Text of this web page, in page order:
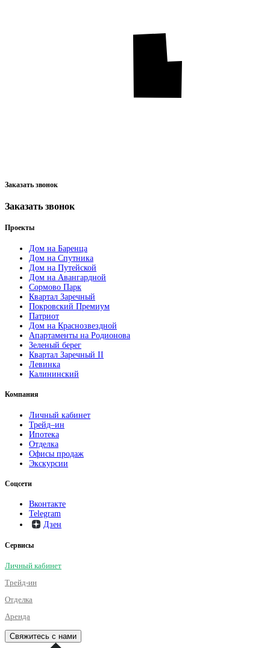
Заказать звонок
Заказать звонок
Проекты
Дом на Баренца
Дом на Спутника
Дом на Путейской
Дом на Авангардной
Сормово Парк
Квартал Заречный
Покровский Премиум
Патриот
Дом на Краснозвездной
Апартаменты на Родионова
Зеленый берег
Квартал Заречный II
Левинка
Калининский
Компания
Личный кабинет
Трейд–ин
Ипотека
Отделка
Офисы продаж
Экскурсии
Соцсети
Вконтакте
Telegram
Дзен
Сервисы
Личный кабинет
Трейд-ин
Отделка
Аренда
Свяжитесь с нами